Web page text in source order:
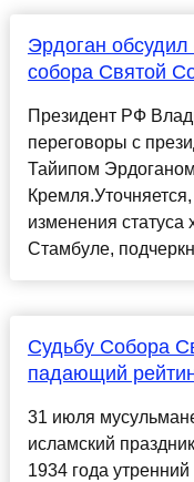
Эрдоган
собора Святой
Президент РФ
переговоры с
Тайипом
изменения
Стамбуле,
Судьбу Собора
падающий
31 июля
исламский
1934 года